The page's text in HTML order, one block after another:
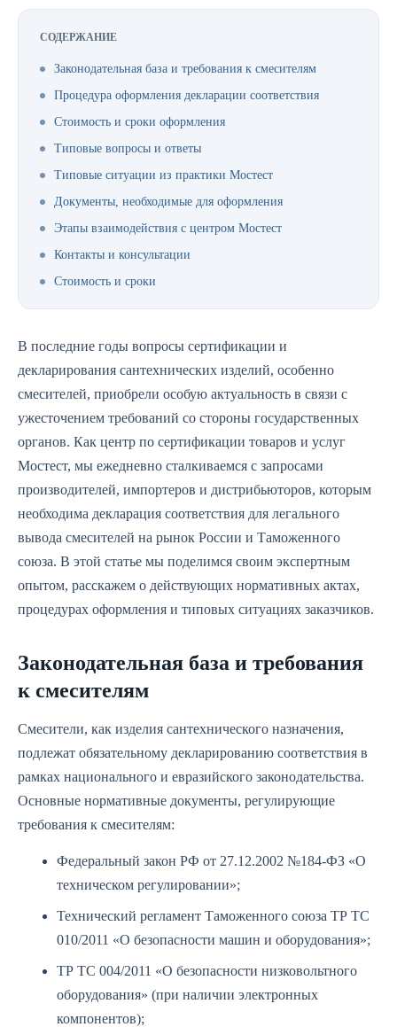
СОДЕРЖАНИЕ
Законодательная база и требования к смесителям
Процедура оформления декларации соответствия
Стоимость и сроки оформления
Типовые вопросы и ответы
Типовые ситуации из практики Мостест
Документы, необходимые для оформления
Этапы взаимодействия с центром Мостест
Контакты и консультации
Стоимость и сроки
В последние годы вопросы сертификации и
декларирования сантехнических изделий, особенно
смесителей, приобрели особую актуальность в связи с
ужесточением требований со стороны государственных
органов. Как центр по сертификации товаров и услуг
Мостест, мы ежедневно сталкиваемся с запросами
производителей, импортеров и дистрибьюторов, которым
необходима декларация соответствия для легального
вывода смесителей на рынок России и Таможенного
союза. В этой статье мы поделимся своим экспертным
опытом, расскажем о действующих нормативных актах,
процедурах оформления и типовых ситуациях заказчиков.
Законодательная база и требования
к смесителям
Смесители, как изделия сантехнического назначения,
подлежат обязательному декларированию соответствия в
рамках национального и евразийского законодательства.
Основные нормативные документы, регулирующие
требования к смесителям:
Федеральный закон РФ от 27.12.2002 №184-ФЗ «О
техническом регулировании»;
Технический регламент Таможенного союза ТР ТС
010/2011 «О безопасности машин и оборудования»;
ТР ТС 004/2011 «О безопасности низковольтного
оборудования» (при наличии электронных
компонентов);